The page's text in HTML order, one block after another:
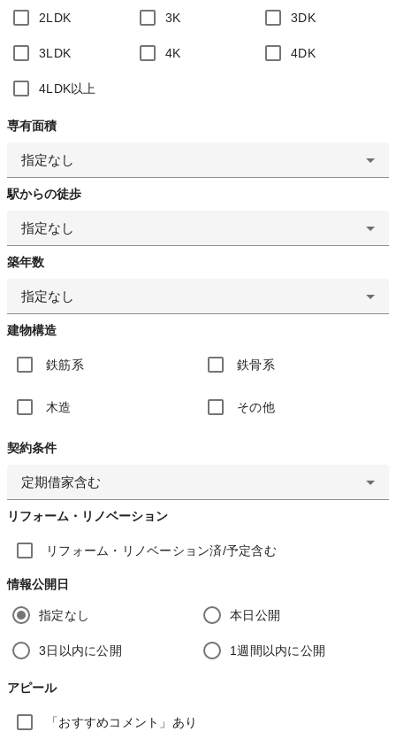
2LDK 3K 3DK
3LDK 4K 4DK
4LDK以上
専有面積
指定なし
駅からの徒歩
指定なし
築年数
指定なし
建物構造
鉄筋系 鉄骨系
木造 その他
契約条件
定期借家含む
リフォーム・リノベーション
リフォーム・リノベーション済/予定含む
情報公開日
指定なし 本日公開
3日以内に公開 1週間以内に公開
アピール
「おすすめコメント」あり